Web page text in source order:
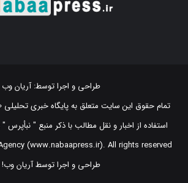
طراحی و اجرا توسط:آریان وب
تمام حقوق این سایت متعلق به پایگاه خبری تحلیلی
(www.nabaapress.ir). All rights reserved
طراحی و اجرا توسط آریان وب!